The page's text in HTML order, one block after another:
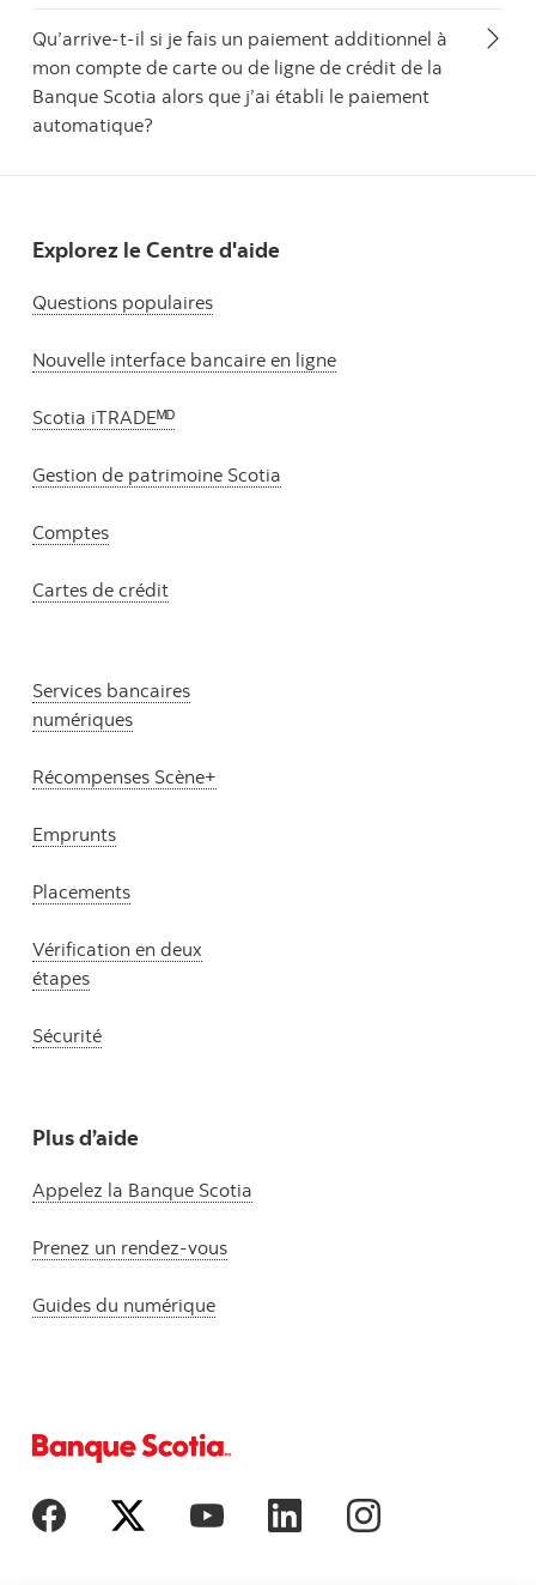
Qu’arrive-t-il si je fais un paiement additionnel à
mon compte de carte ou de ligne de crédit de la
Banque Scotia alors que j’ai établi le paiement
automatique?
Explorez le Centre d'aide
Questions populaires
Nouvelle interface bancaire en ligne
Scotia iTRADEᴹᴰ
Gestion de patrimoine Scotia
Comptes
Cartes de crédit
Services bancaires
numériques
Récompenses Scène+
Emprunts
Placements
Vérification en deux
étapes
Sécurité
Plus d’aide
Appelez la Banque Scotia
Prenez un rendez-vous
Guides du numérique